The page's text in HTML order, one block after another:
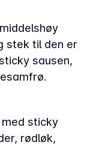
stek til den er
sausen,
sticky
rødløk,